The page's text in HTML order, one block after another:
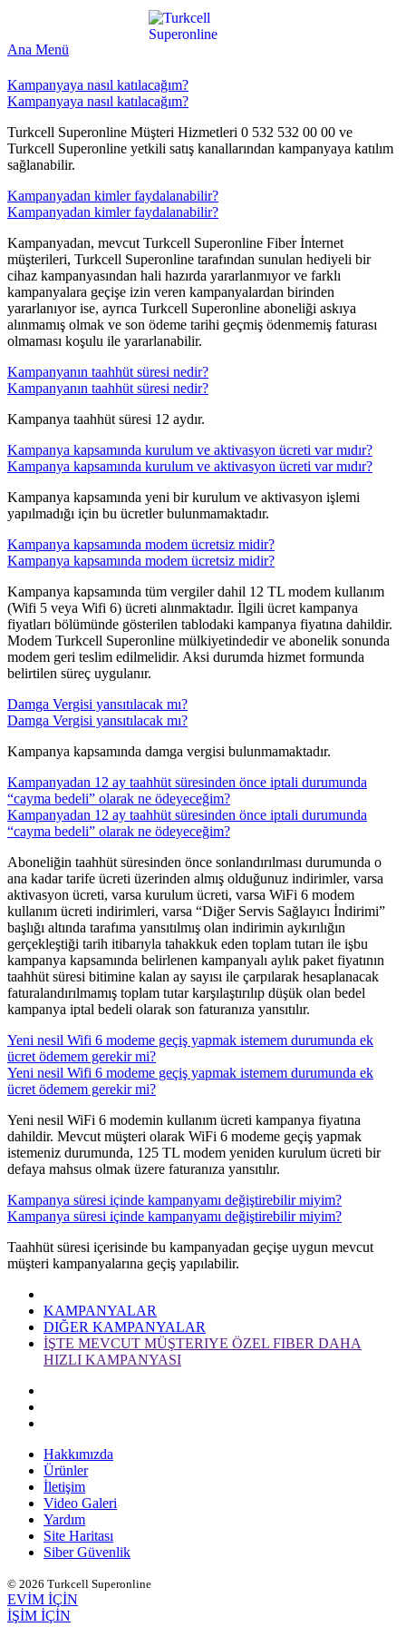
Ana Menü
Kampanyaya nasıl katılacağım?
Kampanyaya nasıl katılacağım?
​Turkcell Superonline Müşteri Hizmetleri 0 532 532 00 00 ve
Turkcell Superonline yetkili satış kanallarından kampanyaya katılım
sağlanabilir.
Kampanyadan kimler faydalanabilir?
Kampanyadan kimler faydalanabilir?
​Kampanyadan, mevcut Turkcell Superonline Fiber İnternet
müşterileri, Turkcell Superonline tarafından sunulan hediyeli bir
cihaz kampanyasından hali hazırda yararlanmıyor ve farklı
kampanyalara geçişe izin veren kampanyalardan birinden
yararlanıyor ise, ayrıca Turkcell Superonline aboneliği askıya
alınmamış olmak ve son ödeme tarihi geçmiş ödenmemiş faturası
olmaması koşulu ile yararlanabilir.
Kampanyanın taahhüt süresi nedir?
Kampanyanın taahhüt süresi nedir?
​Kampanya taahhüt süresi 12 aydır.
Kampanya kapsamında kurulum ve aktivasyon ücreti var mıdır?
Kampanya kapsamında kurulum ve aktivasyon ücreti var mıdır?
​​Kampanya kapsamında yeni bir kurulum ve aktivasyon işlemi
yapılmadığı için bu ücretler bulunmamaktadır.
Kampanya kapsamında modem ücretsiz midir?
Kampanya kapsamında modem ücretsiz midir?
​Kampanya kapsamında tüm vergiler dahil 12 TL modem kullanım
(Wifi 5 veya Wifi 6) ücreti alınmaktadır. İlgili ücret kampanya
fiyatları bölümünde gösterilen tablodaki kampanya fiyatına dahildir.
Modem Turkcell Superonline mülkiyetindedir ve abonelik sonunda
modem geri teslim edilmelidir. Aksi durumda hizmet formunda
belirtilen süreç uygulanır. ​
Damga Vergisi yansıtılacak mı?
Damga Vergisi yansıtılacak mı?
​​Kampanya kapsamında damga vergisi bulunmamaktadır.
Kampanyadan 12 ay taahhüt süresinden önce iptali durumunda
“cayma bedeli” olarak ne ödeyeceğim?
Kampanyadan 12 ay taahhüt süresinden önce iptali durumunda
“cayma bedeli” olarak ne ödeyeceğim?
​Aboneliğin taahhüt süresinden önce sonlandırılması durumunda o
ana kadar tarife ücreti üzerinden almış olduğunuz indirimler, varsa
aktivasyon ücreti, varsa kurulum ücreti, varsa WiFi 6 modem
kullanım ücreti indirimleri, varsa “Diğer Servis Sağlayıcı İndirimi”
başlığı altında tarafıma yansıtılmış olan indirimin aykırılığın
gerçekleştiği tarih itibarıyla tahakkuk eden toplam tutarı ile işbu
kampanya kapsamında belirlenen kampanyalı aylık paket fiyatının
taahhüt süresi bitimine kalan ay sayısı ile çarpılarak hesaplanacak
faturalandırılmamış toplam tutar karşılaştırılıp düşük olan bedel
kampanya iptal bedeli olarak son faturanıza yansıtılır.
Yeni nesil Wifi 6 modeme geçiş yapmak istemem durumunda ek
ücret ödemem gerekir mi?
Yeni nesil Wifi 6 modeme geçiş yapmak istemem durumunda ek
ücret ödemem gerekir mi?
​​Yeni nesil WiFi 6 modemin kullanım ücreti kampanya fiyatına
dahildir. Mevcut müşteri olarak WiFi 6 modeme geçiş yapmak
istemeniz durumunda, 125 TL modem yeniden kurulum ücreti bir
defaya mahsus olmak üzere faturanıza yansıtılır.
Kampanya süresi içinde kampanyamı değiştirebilir miyim?
Kampanya süresi içinde kampanyamı değiştirebilir miyim?
​Taahhüt süresi içerisinde bu kampanyadan geçişe uygun mevcut
müşteri kampanyalarına geçiş yapılabilir. ​
KAMPANYALAR
DIĞER KAMPANYALAR
İŞTE MEVCUT MÜŞTERIYE ÖZEL FIBER DAHA
HIZLI KAMPANYASI
Hakkımızda
Ürünler
İletişim
Video Galeri
Yardım
Site Haritası
Siber Güvenlik
© 2026 Turkcell Superonline
EVİM İÇİN
İŞİM İÇİN